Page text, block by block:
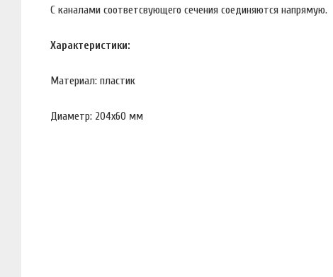
C каналами соответсвующего сечения соединяются напрямую.
Характеристики:
Материал: пластик
Диаметр: 204х60 мм